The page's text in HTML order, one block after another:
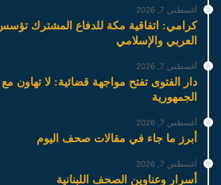
أغسطس 7, 2026
كرامي: اتفاقية مكة للدفاع المشترك
العربي والإسلامي
أغسطس 7, 2026
دار الفتوى تفتح مواجهة قضائية: لا تهاون
الجمهورية
أغسطس 7, 2026
أبرز ما جاء في مقالات صحف اليوم
أغسطس 7, 2026
أسرار وعناوين الصحف اللبنانية